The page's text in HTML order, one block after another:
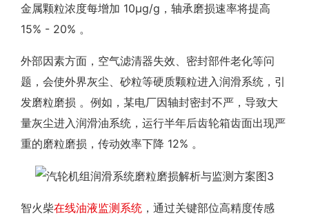
金属颗粒浓度每增加 10μg/g，轴承磨损速率将提高
15% - 20% 。
外部因素方面，空气滤清器失效、密封部件老化等问
题，会使外界灰尘、砂粒等硬质颗粒进入润滑系统，引
发磨粒磨损 。例如，某电厂因轴封密封不严，导致大
量灰尘进入润滑油系统，运行半年后齿轮箱齿面出现严
重的磨粒磨损，传动效率下降 12% 。
智火柴在线油液监测系统 ，通过关键部位高精度传感